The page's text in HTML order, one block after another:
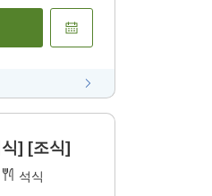
] [조식]
석식